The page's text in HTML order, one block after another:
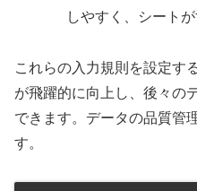
しやすく、シート
これらの入力規則を設定す
が飛躍的に向上し、後々の
できます。データの品質管
す。